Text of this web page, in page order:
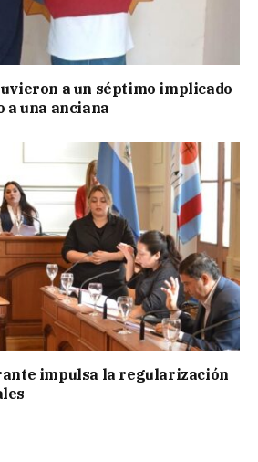
a un séptimo implicado
a una anciana
impulsa la regularización